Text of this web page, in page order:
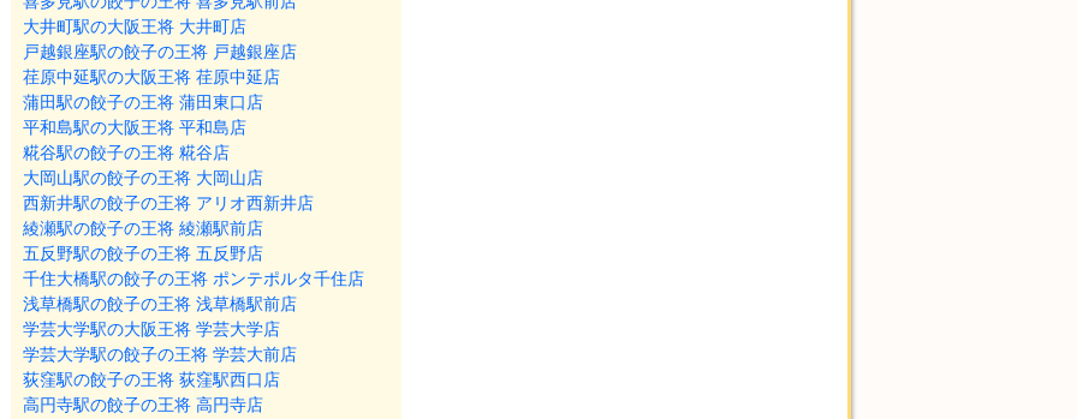
大井町駅の大阪王将 大井町店
戸越銀座駅の餃子の王将 戸越銀座店
荏原中延駅の大阪王将 荏原中延店
蒲田駅の餃子の王将 蒲田東口店
平和島駅の大阪王将 平和島店
糀谷駅の餃子の王将 糀谷店
大岡山駅の餃子の王将 大岡山店
西新井駅の餃子の王将 アリオ西新井店
綾瀬駅の餃子の王将 綾瀬駅前店
五反野駅の餃子の王将 五反野店
千住大橋駅の餃子の王将 ポンテポルタ千住店
浅草橋駅の餃子の王将 浅草橋駅前店
学芸大学駅の大阪王将 学芸大学店
学芸大学駅の餃子の王将 学芸大前店
荻窪駅の餃子の王将 荻窪駅西口店
高円寺駅の餃子の王将 高円寺店